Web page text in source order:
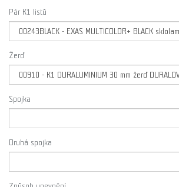
Pár K1 listů
Žerď
Spojka
Druhá spojka